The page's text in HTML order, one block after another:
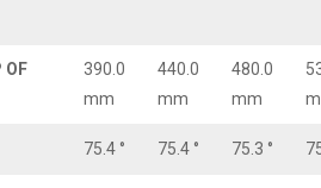
OF
390.0
mm
440.0
mm
480.0
mm
75.4 ° 75.4 ° 75.3 °